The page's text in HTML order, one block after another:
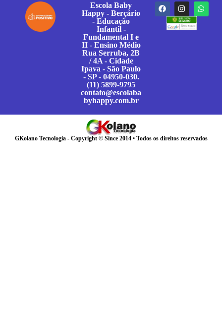
Escola Baby
Happy - Berçário
- Educação
Infantil -
Fundamental I e
II - Ensino Médio
Rua Serruba, 2B
/ 4A - Cidade
Ipava - São Paulo
- SP - 04950-030.
(11) 5899-9795
contato@escolaba
byhappy.com.br
GKolano Tecnologia - Copyright © Since 2014 • Todos os direitos reservados